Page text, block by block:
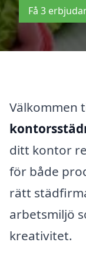
Få 3
Välkommen
ditt kontor
för både
rätt
arbetsmiljö
kreativitet.